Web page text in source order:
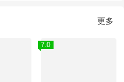
更多
7.0